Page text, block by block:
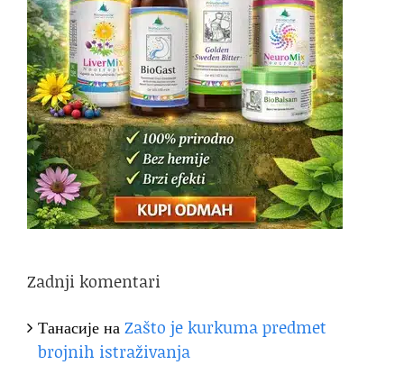
Zadnji komentari
ТанасијенаZašto je kurkuma predmet
brojnih istraživanja